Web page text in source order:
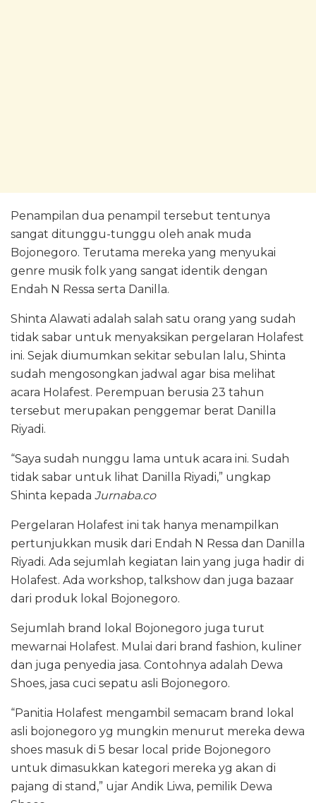
Penampilan dua penampil tersebut tentunya
sangat ditunggu-tunggu oleh anak muda
Bojonegoro. Terutama mereka yang menyukai
genre musik folk yang sangat identik dengan
Endah N Ressa serta Danilla.
Shinta Alawati adalah salah satu orang yang sudah
tidak sabar untuk menyaksikan pergelaran Holafest
ini. Sejak diumumkan sekitar sebulan lalu, Shinta
sudah mengosongkan jadwal agar bisa melihat
acara Holafest. Perempuan berusia 23 tahun
tersebut merupakan penggemar berat Danilla
Riyadi.
“Saya sudah nunggu lama untuk acara ini. Sudah
tidak sabar untuk lihat Danilla Riyadi,” ungkap
Shinta kepada Jurnaba.co
Pergelaran Holafest ini tak hanya menampilkan
pertunjukkan musik dari Endah N Ressa dan Danilla
Riyadi. Ada sejumlah kegiatan lain yang juga hadir di
Holafest. Ada workshop, talkshow dan juga bazaar
dari produk lokal Bojonegoro.
Sejumlah brand lokal Bojonegoro juga turut
mewarnai Holafest. Mulai dari brand fashion, kuliner
dan juga penyedia jasa. Contohnya adalah Dewa
Shoes, jasa cuci sepatu asli Bojonegoro.
“Panitia Holafest mengambil semacam brand lokal
asli bojonegoro yg mungkin menurut mereka dewa
shoes masuk di 5 besar local pride Bojonegoro
untuk dimasukkan kategori mereka yg akan di
pajang di stand,” ujar Andik Liwa, pemilik Dewa